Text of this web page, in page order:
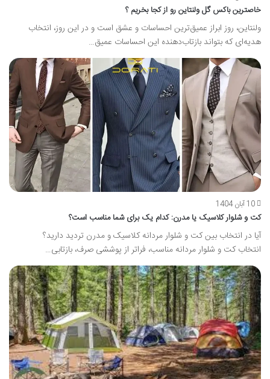
خاصترین باکس گل ولنتاین رو از کجا بخریم ؟
ولنتاین، روز ابراز عمیق‌ترین احساسات و عشق است و در این روز، انتخاب
هدیه‌ای که بتواند بازتاب‌دهنده این احساسات عمیق…
10 آبان 1404
کت و شلوار کلاسیک یا مدرن: کدام یک برای شما مناسب است؟
آیا در انتخاب بین کت و شلوار مردانه کلاسیک و مدرن تردید دارید؟
انتخاب کت و شلوار مردانه مناسب، فراتر از پوششی صرف، بازتابی…